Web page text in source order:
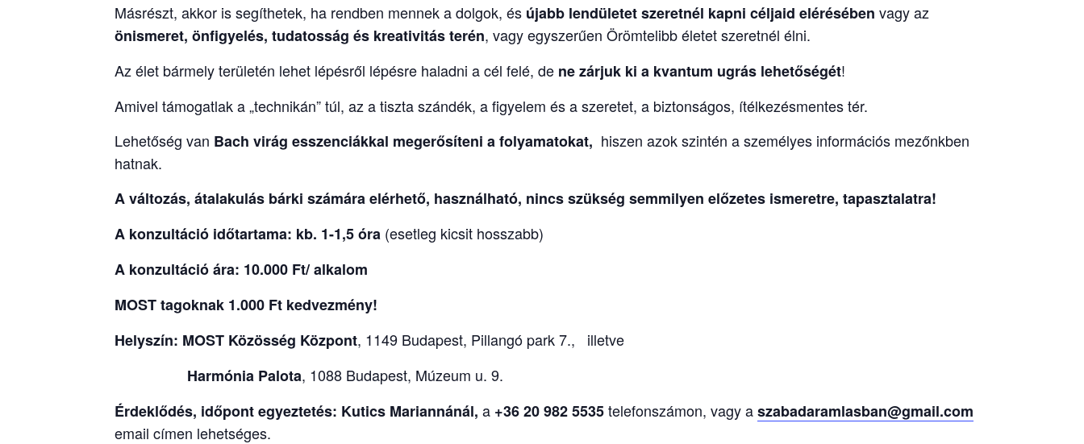
Másrészt, akkor is segíthetek, ha rendben mennek a dolgok, és újabb lendületetszeretnél kapni céljaid elérésében vagy az
önismeret, önfigyelés, tudatosság és kreativitás terén, vagy egyszerűen Örömtelibb életet szeretnél élni.
Az élet bármely területén lehet lépésről lépésre haladni a cél felé, de ne zárjuk ki a kvantum ugrás lehetőségét!
Amivel támogatlak a „technikán” túl, az a tiszta szándék, a figyelem és a szeretet, a biztonságos, ítélkezésmentes tér.
Lehetőség van Bach virág esszenciákkal megerősíteni a folyamatokat, hiszen azok szintén a személyes információs mezőnkben
hatnak.
A változás, átalakulás bárki számára elérhető, használható, nincs szükség semmilyen előzetes ismeretre, tapasztalatra!
A konzultáció időtartama: kb. 1-1,5 óra (esetleg kicsit hosszabb)
A konzultáció ára: 10.000 Ft/ alkalom
MOST tagoknak 1.000 Ft kedvezmény!
Helyszín: MOST Közösség Központ, 1149 Budapest, Pillangó park 7., illetve
Harmónia Palota, 1088 Budapest, Múzeum u. 9.
Érdeklődés, időpont egyeztetés: Kutics Mariannánál, a +36 20 982 5535telefonszámon, vagy aszabadaramlasban@gmail.com
email címen lehetséges.